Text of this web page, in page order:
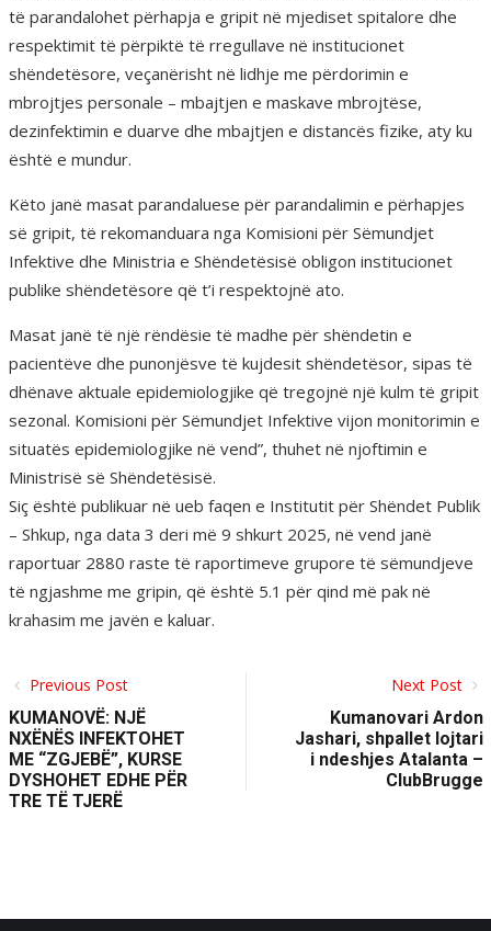
të parandalohet përhapja e gripit në mjediset spitalore dhe
respektimit të përpiktë të rregullave në institucionet
shëndetësore, veçanërisht në lidhje me përdorimin e
mbrojtjes personale – mbajtjen e maskave mbrojtëse,
dezinfektimin e duarve dhe mbajtjen e distancës fizike, aty ku
është e mundur.
Këto janë masat parandaluese për parandalimin e përhapjes
së gripit, të rekomanduara nga Komisioni për Sëmundjet
Infektive dhe Ministria e Shëndetësisë obligon institucionet
publike shëndetësore që t’i respektojnë ato.
Masat janë të një rëndësie të madhe për shëndetin e
pacientëve dhe punonjësve të kujdesit shëndetësor, sipas të
dhënave aktuale epidemiologjike që tregojnë një kulm të gripit
sezonal. Komisioni për Sëmundjet Infektive vijon monitorimin e
situatës epidemiologjike në vend”, thuhet në njoftimin e
Ministrisë së Shëndetësisë.
Siç është publikuar në ueb faqen e Institutit për Shëndet Publik
– Shkup, nga data 3 deri më 9 shkurt 2025, në vend janë
raportuar 2880 raste të raportimeve grupore të sëmundjeve
të ngjashme me gripin, që është 5.1 për qind më pak në
krahasim me javën e kaluar.
Previous Post
KUMANOVË: NJË
NXËNËS INFEKTOHET
ME “ZGJEBË”, KURSE
DYSHOHET EDHE PËR
TRE TË TJERË
Next Post
Kumanovari Ardon
Jashari, shpallet lojtari
i ndeshjes Atalanta –
ClubBrugge